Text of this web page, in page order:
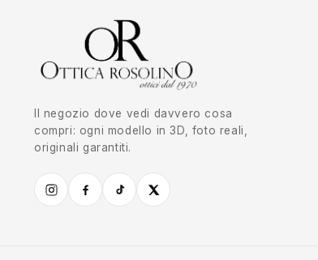
Il negozio dove vedi davvero cosa
compri: ogni modello in 3D, foto reali,
originali garantiti.